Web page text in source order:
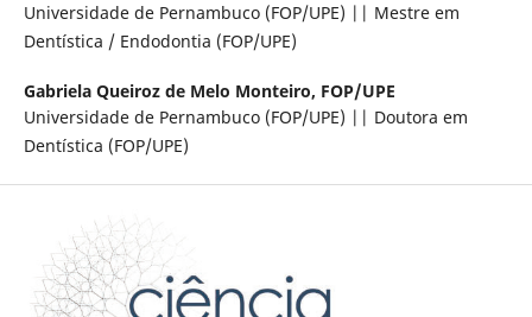
Universidade de Pernambuco (FOP/UPE) || Mestre em
Dentística / Endodontia (FOP/UPE)
Gabriela Queiroz de Melo Monteiro, FOP/UPE
Universidade de Pernambuco (FOP/UPE) || Doutora em
Dentística (FOP/UPE)